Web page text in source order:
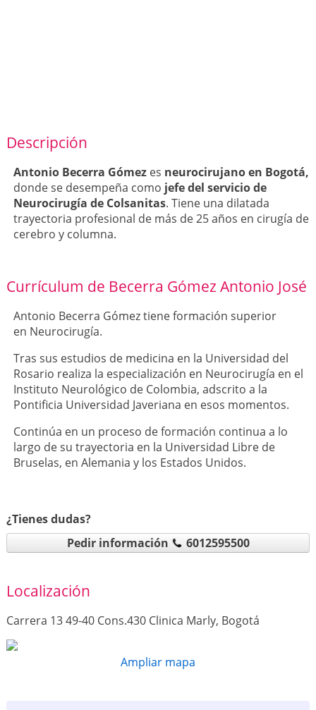
Descripción
Antonio Becerra Gómezes neurocirujano en Bogotá,
donde se desempeña como jefe del servicio de
Neurocirugía de Colsanitas. Tiene una dilatada
trayectoria profesional de más de 25 años en cirugía de
cerebro y columna.
Currículum de Becerra Gómez Antonio José
Antonio Becerra Gómez tiene formación superior
en Neurocirugía.
Tras sus estudios de medicina en la Universidad del
Rosario realiza la especialización en Neurocirugía en el
Instituto Neurológico de Colombia, adscrito a la
Pontificia Universidad Javeriana en esos momentos.
Continúa en un proceso de formación continua a lo
largo de su trayectoria en la Universidad Libre de
Bruselas, en Alemania y los Estados Unidos.
¿Tienes dudas?
Pedir información
6012595500
Localización
Carrera 13 49-40 Cons.430 Clinica Marly, Bogotá
Ampliar mapa